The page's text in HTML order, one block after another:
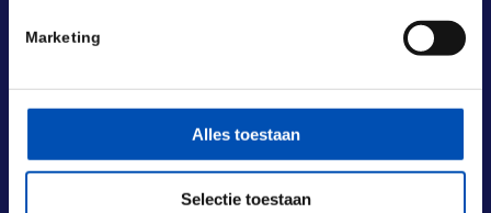
Marketing
Alles toestaan
Selectie toestaan
BEZOEKADRES
Laan van Nieuw Oost-Indië 131-133